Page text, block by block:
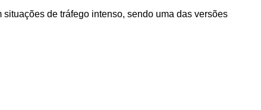
de tráfego intenso, sendo uma das versões